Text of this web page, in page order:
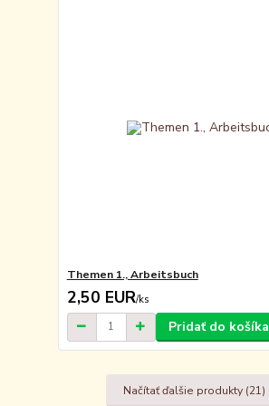
Themen 1., Arbeitsbuch
2,50 EUR/ks
Pridať do košíka
Načítať ďalšie produkty (21)